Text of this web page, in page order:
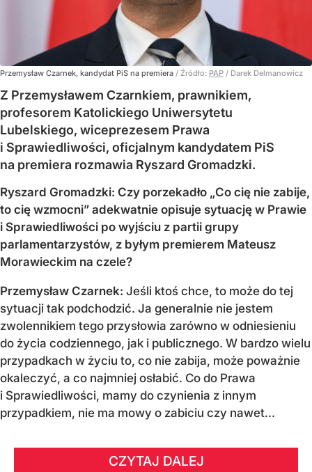
Przemysław Czarnek, kandydat PiS na premiera / Źródło: PAP / Darek Delmanowicz
Z Przemysławem Czarnkiem, prawnikiem,
profesorem Katolickiego Uniwersytetu
Lubelskiego, wiceprezesem Prawa
i Sprawiedliwości, oficjalnym kandydatem PiS
na premiera rozmawia Ryszard Gromadzki.
Ryszard Gromadzki: Czy porzekadło „Co cię nie zabije,
to cię wzmocni” adekwatnie opisuje sytuację w Prawie
i Sprawiedliwości po wyjściu z partii grupy
parlamentarzystów, z byłym premierem Mateusz
Morawieckim na czele?
Przemysław Czarnek: Jeśli ktoś chce, to może do tej
sytuacji tak podchodzić. Ja generalnie nie jestem
zwolennikiem tego przysłowia zarówno w odniesieniu
do życia codziennego, jak i publicznego. W bardzo wielu
przypadkach w życiu to, co nie zabija, może poważnie
okaleczyć, a co najmniej osłabić. Co do Prawa
i Sprawiedliwości, mamy do czynienia z innym
przypadkiem, nie ma mowy o zabiciu czy nawet...
CZYTAJ DALEJ